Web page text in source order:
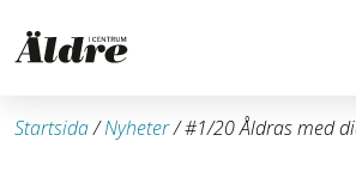
Startsida/Nyheter/#1/20 Åldras med